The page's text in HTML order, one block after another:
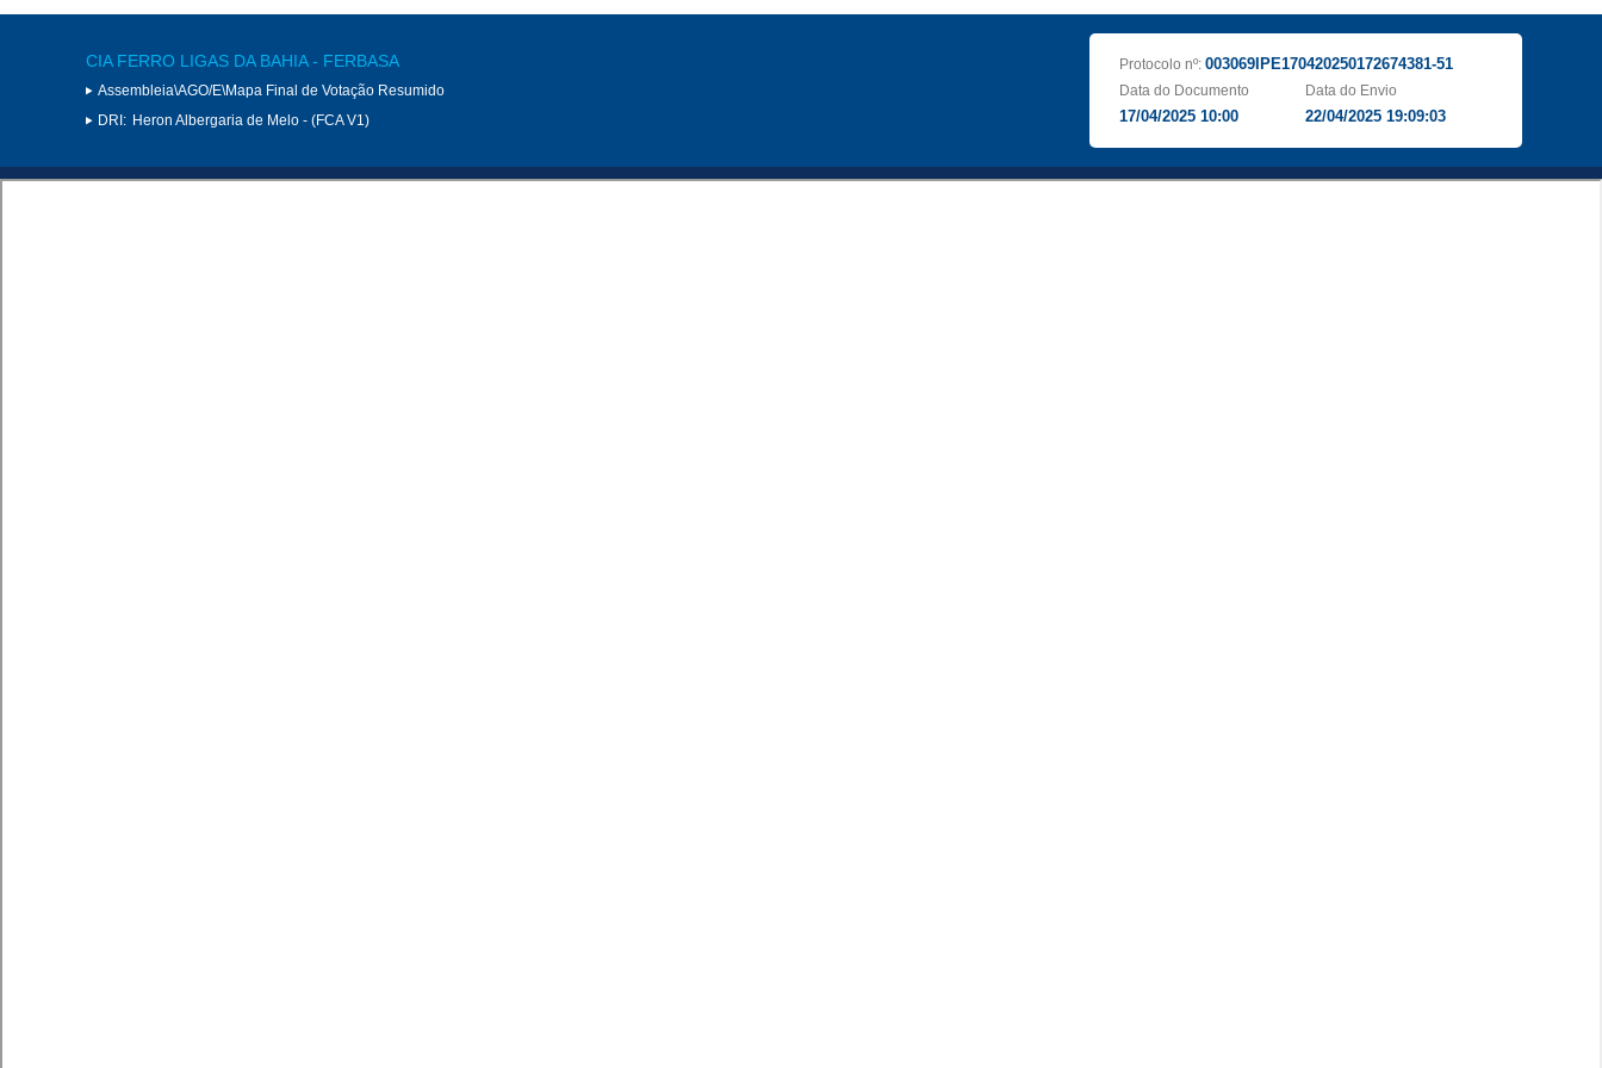
CIA FERRO LIGAS DA BAHIA - FERBASA
Assembleia\AGO/E\Mapa Final de Votação Resumido
DRI: Heron Albergaria de Melo - (FCA V1)
Protocolo nº: 003069IPE170420250172674381-51
Data do Documento
17/04/2025 10:00
Data do Envio
22/04/2025 19:09:03